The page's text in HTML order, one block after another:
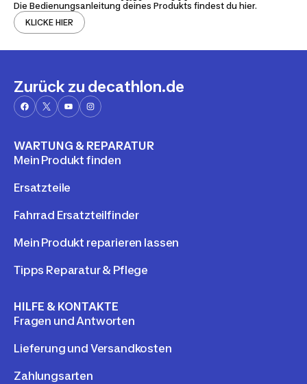
Die Bedienungsanleitung deines Produkts findest du hier.
KLICKE HIER
Zurück zu decathlon.de
WARTUNG & REPARATUR
Mein Produkt finden
Ersatzteile
Fahrrad Ersatzteilfinder
Mein Produkt reparieren lassen
Tipps Reparatur & Pflege
HILFE & KONTAKTE
Fragen und Antworten
Lieferung und Versandkosten
Zahlungsarten